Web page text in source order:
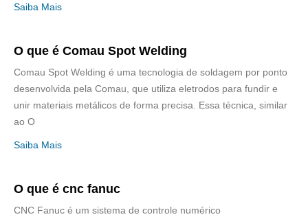
Saiba Mais
O que é Comau Spot Welding
Comau Spot Welding é uma tecnologia de soldagem por ponto
desenvolvida pela Comau, que utiliza eletrodos para fundir e
unir materiais metálicos de forma precisa. Essa técnica, similar
ao O
Saiba Mais
O que é cnc fanuc
CNC Fanuc é um sistema de controle numérico